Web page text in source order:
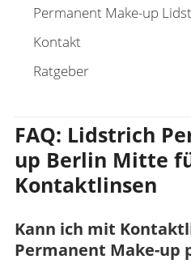
Permanent Make-up
Kontakt
Ratgeber
FAQ: Lidstrich
up Berlin Mitte
Kontaktlinsen
Kann ich mit
Permanent Make-up